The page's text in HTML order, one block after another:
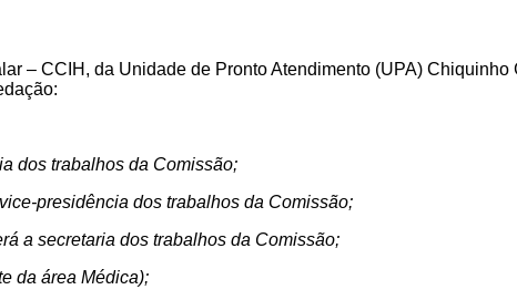
– CCIH, da Unidade de Pronto Atendimento (UPA) Chiquinho
dos trabalhos da Comissão;
presidência dos trabalhos da Comissão;
a secretaria dos trabalhos da Comissão;
da área Médica);